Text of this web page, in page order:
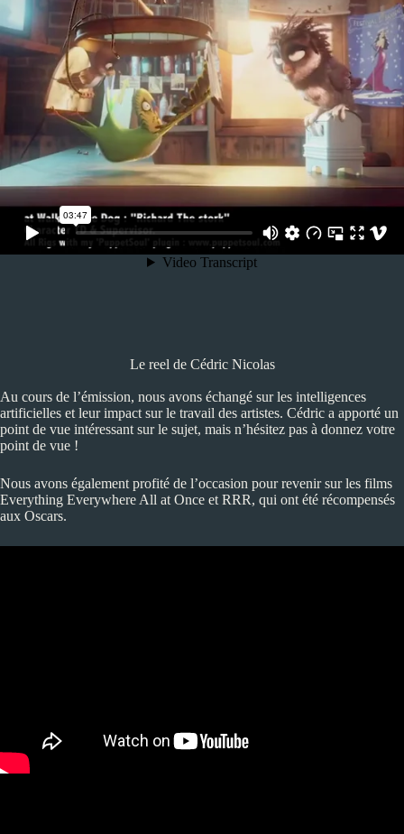
Le reel de Cédric Nicolas
Au cours de l’émission, nous avons échangé sur les intelligences
artificielles et leur impact sur le travail des artistes. Cédric a apporté un
point de vue intéressant sur le sujet, mais n’hésitez pas à donnez votre
point de vue !
Nous avons également profité de l’occasion pour revenir sur les films
Everything Everywhere All at Once et RRR, qui ont été récompensés
aux Oscars.